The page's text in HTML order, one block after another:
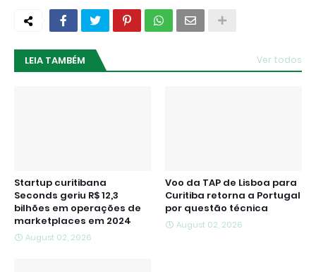
LEIA TAMBÉM Ver todos
Startup curitibana
Seconds geriu R$ 12,3
bilhões em operações de
marketplaces em 2024
August 02, 2026
Voo da TAP de Lisboa para
Curitiba retorna a Portugal
por questão técnica
August 02, 2026